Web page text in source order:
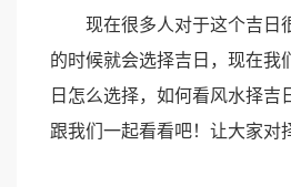
现在很多人对于这个吉日
的时候就会选择吉日，现在我
日怎么选择，如何看风水择吉
跟我们一起看看吧！让大家对